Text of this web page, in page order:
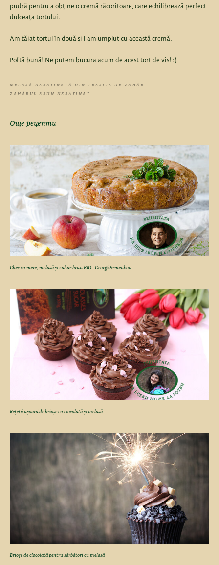
pudră pentru a obține o cremă răcoritoare, care echilibrează perfect
dulceața tortului.
Am tăiat tortul în două și l-am umplut cu această cremă.
Poftă bună! Ne putem bucura acum de acest tort de vis! :)
MELASĂ NERAFINATĂ DIN TRESTIE DE ZAHĂR
ZAHĂRUL BRUN NERAFINAT
Още рецепти
Chec cu mere, melasă și zahăr brun BIO - Georgi Ermenkov
Rețetă ușoară de brioșe cu ciocolată și melasă
Brioșe de ciocolată pentru sărbători cu melasă